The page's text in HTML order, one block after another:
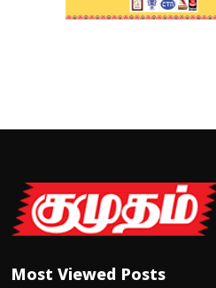
Most Viewed Posts